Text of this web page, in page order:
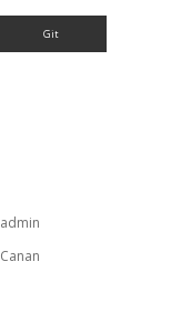
admin
Canan